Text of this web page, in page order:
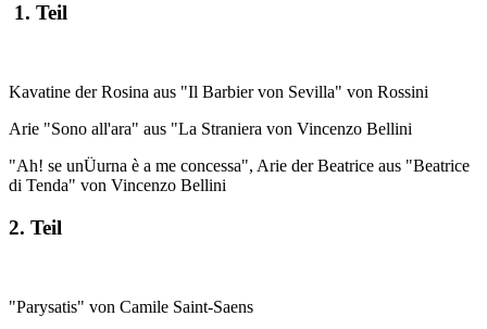
1. Teil
Kavatine der Rosina aus "Il Barbier von Sevilla" von Rossini
Arie "Sono all'ara" aus "La Straniera von Vincenzo Bellini
"Ah! se unÜurna è a me concessa", Arie der Beatrice aus "Beatrice
di Tenda" von Vincenzo Bellini
2. Teil
"Parysatis" von Camile Saint-Saens